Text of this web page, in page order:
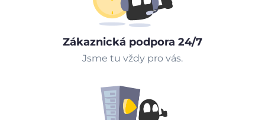
Zákaznická podpora 24/7
Jsme tu vždy pro vás.